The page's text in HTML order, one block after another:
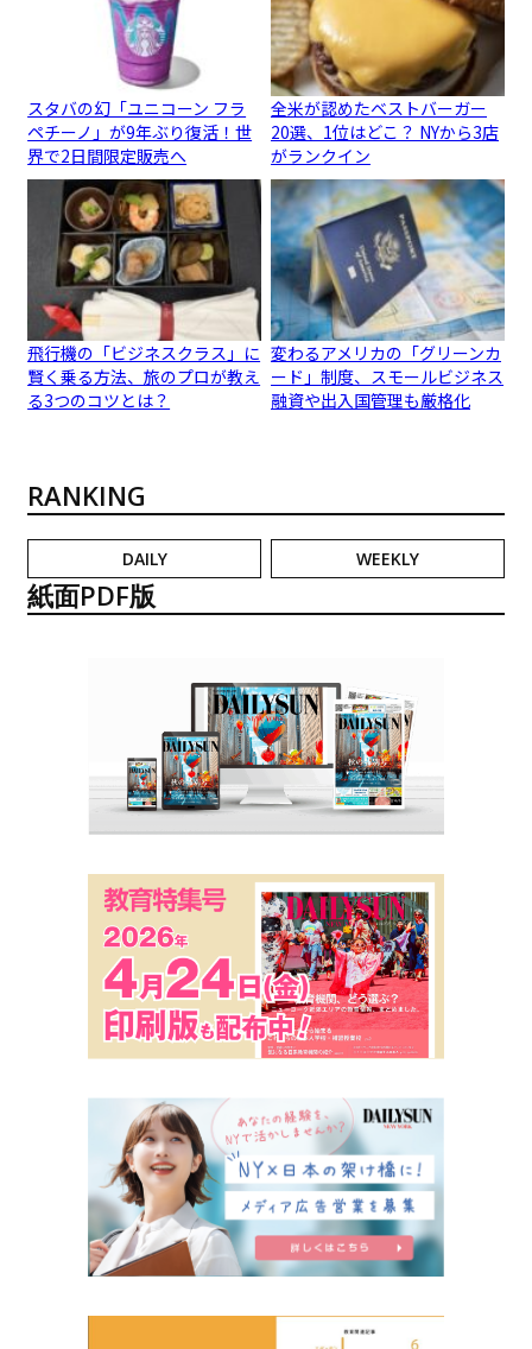
スタバの幻「ユニコーン フラ
ペチーノ」が9年ぶり復活！世
界で2日間限定販売へ
全米が認めたベストバーガー
20選、1位はどこ？ NYから3店
がランクイン
飛行機の「ビジネスクラス」に
賢く乗る方法、旅のプロが教え
る3つのコツとは？
変わるアメリカの「グリーンカ
ード」制度、スモールビジネス
融資や出入国管理も厳格化
RANKING
DAILY WEEKLY
紙面PDF版